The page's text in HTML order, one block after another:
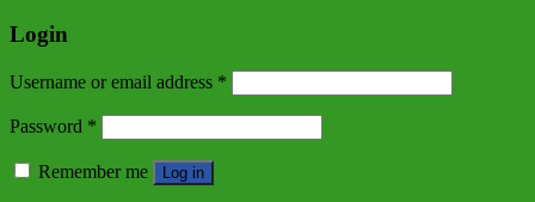
Login
Username or email address *
Password *
Remember me Log in